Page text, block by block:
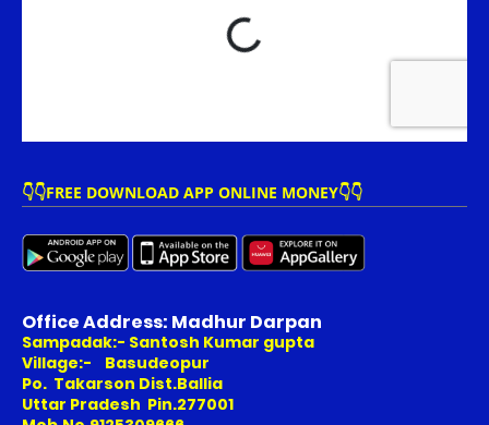
👇👇FREE DOWNLOAD APP ONLINE MONEY👇👇
Office Address: Madhur Darpan
Sampadak:- Santosh Kumar gupta
Village:- Basudeopur
Po. Takarson Dist.Ballia
Uttar Pradesh Pin.277001